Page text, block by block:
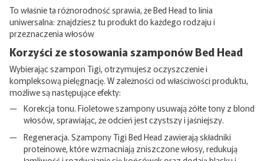
To właśnie ta różnorodność sprawia, że ​​Bed Head to linia
uniwersalna: znajdziesz tu produkt do każdego rodzaju i
przeznaczenia włosów
Korzyści ze stosowania szamponów Bed Head
Wybierając szampon Tigi, otrzymujesz oczyszczenie i
kompleksową pielęgnację. W zależności od właściwości produktu,
możliwe są następujące efekty:
Korekcja tonu. Fioletowe szampony usuwają żółte tony z blond
włosów, sprawiając, że odcień jest czystszy i jaśniejszy.
Regeneracja. Szampony Tigi Bed Head zawierają składniki
proteinowe, które wzmacniają zniszczone włosy, redukują